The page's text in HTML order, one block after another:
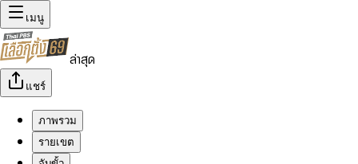
เมนู
ล่าสุด
แชร์
ภาพรวม
รายเขต